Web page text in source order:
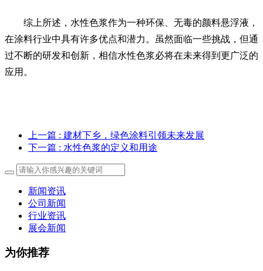
综上所述，水性色浆作为一种环保、无毒的颜料悬浮液，
在涂料行业中具有许多优点和潜力。虽然面临一些挑战，但通
过不断的研发和创新，相信水性色浆必将在未来得到更广泛的
应用。
上一篇 : 建材下乡，绿色涂料引领未来发展
下一篇 : 水性色浆的定义和用途
新闻资讯
公司新闻
行业资讯
展会新闻
为你推荐